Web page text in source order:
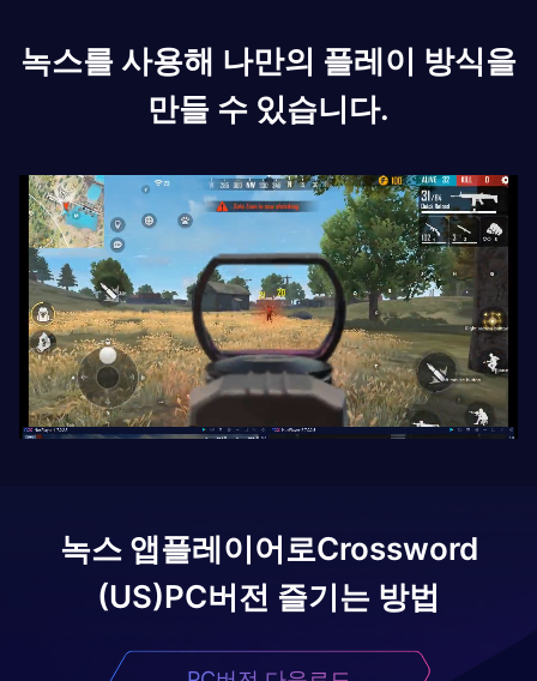
녹스를 사용해 나만의 플레이 방식을
만들 수 있습니다.
녹스 앱플레이어로Crossword
(US)PC버전 즐기는 방법